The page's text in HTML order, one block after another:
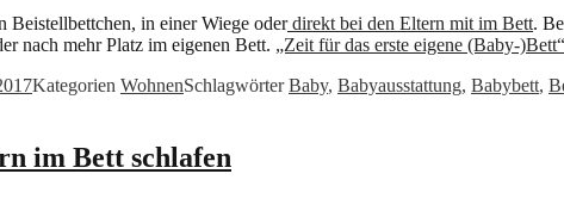
Beistellbettchen, in einer Wiege oderdirekt bei den Eltern mit im Bett.
nach mehr Platz im eigenen Bett. „Zeit für das erste eigene (Baby-)Bett“
Kategorien WohnenSchlagwörterBaby, Babyausstattung, Babybett,
im Bett schlafen